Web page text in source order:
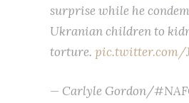
surprise while he
Ukranian children to
torture. pic.twitter.com/
— Carlyle Gordon/